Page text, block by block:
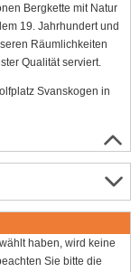
Bergkette mit Natur
19. Jahrhundert und
Räumlichkeiten
Qualität serviert.
Svanskogen in
haben, wird keine
Sie bitte die